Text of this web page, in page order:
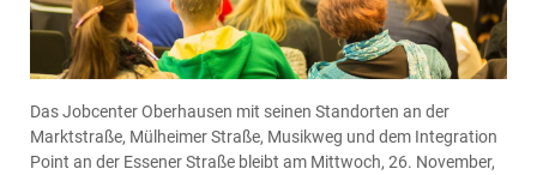
Das Jobcenter Oberhausen mit seinen Standorten an der
Marktstraße, Mülheimer Straße, Musikweg und dem Integration
Point an der Essener Straße bleibt am Mittwoch, 26. November,